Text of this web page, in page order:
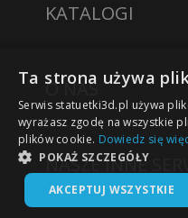
Polityka prywatności
KATALOGI
Katalog akcesoriów
Katalog modeli 3D
O NAS
Wykonane projekty
Nasze sukcesy
Technologia
Statuetki na
NASZE INNE
Sklep Kwiaty3D.pl
Ta strona używa
Serwis statuetki3d.pl używa
wyrażasz zgodę na wszystkie
plików cookie. Dowiedz się
POKAŻ SZCZEGÓŁY
AKCEPTUJ WSZYSTKIE